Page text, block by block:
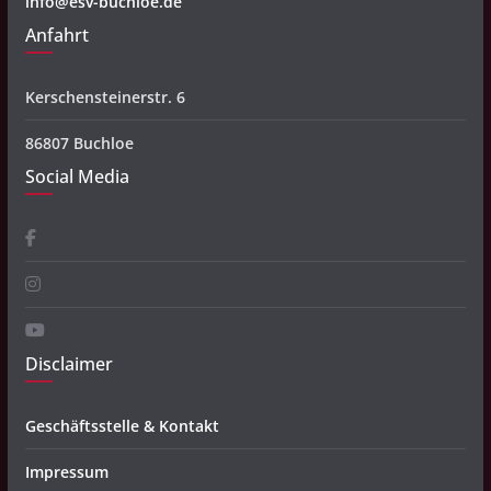
Anfahrt
Kerschensteinerstr. 6
86807 Buchloe
Social Media
Disclaimer
Geschäftsstelle & Kontakt
Impressum